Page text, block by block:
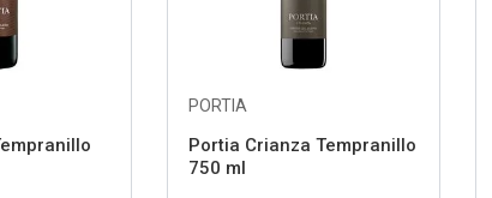
PORTIA
Portia Crianza Tempranillo
750 ml